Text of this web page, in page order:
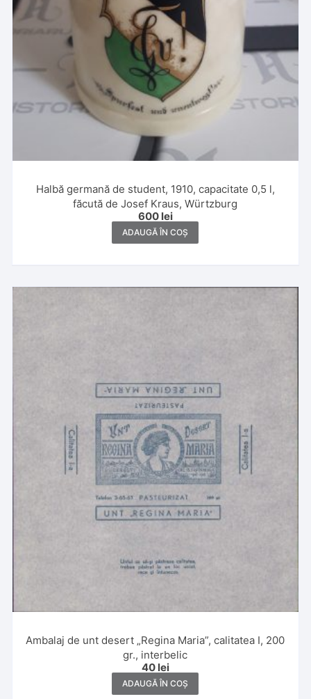
Halbă germană de student, 1910, capacitate 0,5 l,
făcută de Josef Kraus, Würtzburg
600 lei
ADAUGĂ ÎN COȘ
Ambalaj de unt desert „Regina Maria”, calitatea I, 200
gr., interbelic
40 lei
ADAUGĂ ÎN COȘ